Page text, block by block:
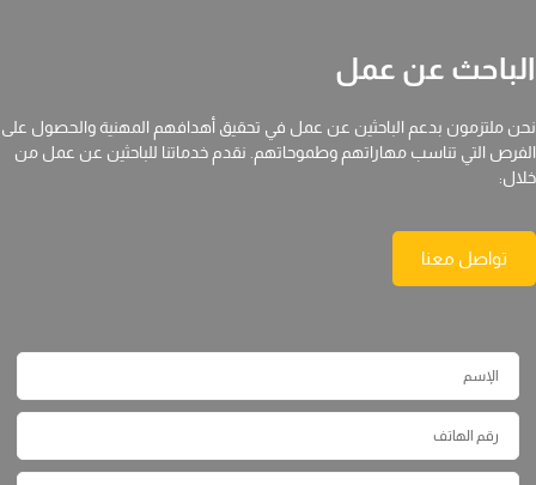
الباحث عن عمل
نحن ملتزمون بدعم الباحثين عن عمل في تحقيق أهدافهم المهنية والحصول على
الفرص التي تناسب مهاراتهم وطموحاتهم. نقدم خدماتنا للباحثين عن عمل من
خلال:
تواصل معنا